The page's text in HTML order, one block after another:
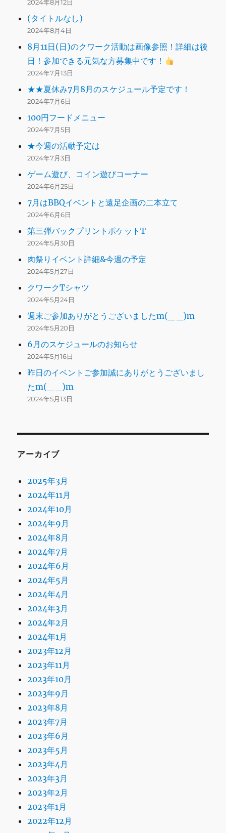
2024年8月12日
(タイトルなし)
2024年8月4日
8月11日(日)のクワーク活動は画像参照！詳細は後
日！参加できる元気な方募集中です！
2024年7月13日
★★夏休み7月8月のスケジュール予定です！
2024年7月6日
100円フードメニュー
2024年7月5日
★今週の活動予定は
2024年7月3日
ゲーム遊び、コイン遊びコーナー
2024年6月25日
7月はBBQイベントと遠足企画の二本立て
2024年6月6日
第三弾バックプリントポケットT
2024年5月30日
肉祭りイベント詳細&今週の予定
2024年5月27日
クワークTシャツ
2024年5月24日
週末ご参加ありがとうございましたm(_ _)m
2024年5月20日
6月のスケジュールのお知らせ
2024年5月16日
昨日のイベントご参加誠にありがとうございまし
たm(_ _)m
2024年5月13日
アーカイブ
2025年3月
2024年11月
2024年10月
2024年9月
2024年8月
2024年7月
2024年6月
2024年5月
2024年4月
2024年3月
2024年2月
2024年1月
2023年12月
2023年11月
2023年10月
2023年9月
2023年8月
2023年7月
2023年6月
2023年5月
2023年4月
2023年3月
2023年2月
2023年1月
2022年12月